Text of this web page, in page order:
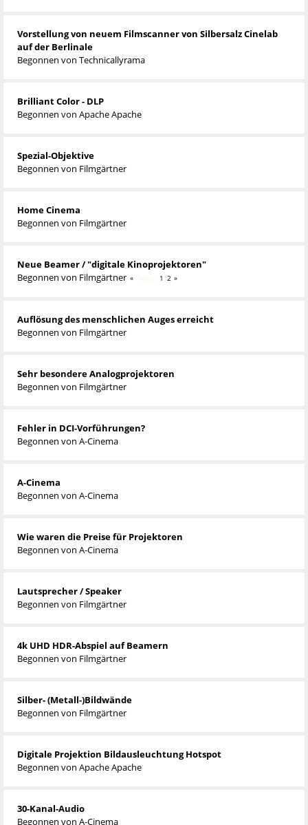
Vorstellung von neuem Filmscanner von Silbersalz Cinelab
auf der Berlinale
Begonnen von Technicallyrama
Brilliant Color - DLP
Begonnen von Apache Apache
Spezial-Objektive
Begonnen von Filmgärtner
Home Cinema
Begonnen von Filmgärtner
Neue Beamer / "digitale Kinoprojektoren"
Begonnen von Filmgärtner Seiten 1 2
Auflösung des menschlichen Auges erreicht
Begonnen von Filmgärtner
Sehr besondere Analogprojektoren
Begonnen von Filmgärtner
Fehler in DCI-Vorführungen?
Begonnen von A-Cinema
A-Cinema
Begonnen von A-Cinema
Wie waren die Preise für Projektoren
Begonnen von A-Cinema
Lautsprecher / Speaker
Begonnen von Filmgärtner
4k UHD HDR-Abspiel auf Beamern
Begonnen von Filmgärtner
Silber- (Metall-)Bildwände
Begonnen von Filmgärtner
Digitale Projektion Bildausleuchtung Hotspot
Begonnen von Apache Apache
30-Kanal-Audio
Begonnen von A-Cinema